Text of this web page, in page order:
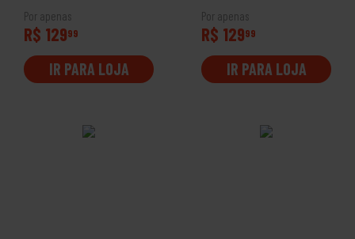
Por apenas
R$ 12999
IR PARA LOJA
Por apenas
R$ 12999
IR PARA LOJA